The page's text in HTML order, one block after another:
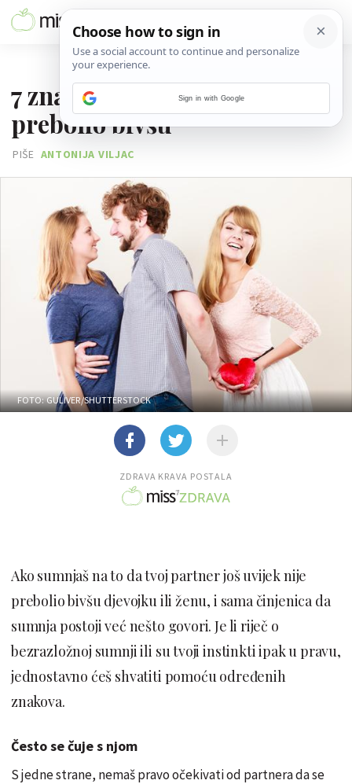
7 znakova da tvoj partner nije
prebolio bivšu
PIŠE ANTONIJA VILJAC
FOTO: GULIVER/SHUTTERSTOCK
ZDRAVA KRAVA POSTALA
Ako sumnjaš na to da tvoj partner još uvijek nije
prebolio bivšu djevojku ili ženu, i sama činjenica da
sumnja postoji već nešto govori. Je li riječ o
bezrazložnoj sumnji ili su tvoji instinkti ipak u pravu,
jednostavno ćeš shvatiti pomoću određenih
znakova.
Često se čuje s njom
S jedne strane, nemaš pravo očekivati od partnera da se
Sign in with Google